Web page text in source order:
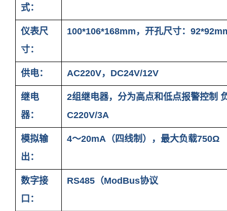
式：
仪表尺
寸：
100*106*168mm，开孔尺寸：
供电： AC220V，DC24V/12V
继电
器：
2组继电器，分为高点和低点报警控制
C220V/3A
模拟输
出：
4～20mA（四线制），最大负载750Ω
数字接
口 ：
RS485（ModBus协议